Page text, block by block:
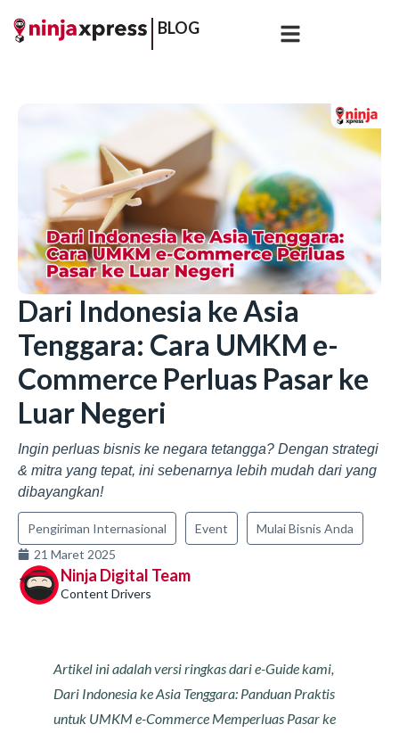
BLOG
Dari Indonesia ke Asia
Tenggara: Cara UMKM e-
Commerce Perluas Pasar ke
Luar Negeri
Ingin perluas bisnis ke negara tetangga? Dengan strategi
& mitra yang tepat, ini sebenarnya lebih mudah dari yang
dibayangkan!
Pengiriman Internasional Event
Mulai Bisnis Anda
21 Maret 2025
Ninja Digital Team
Content Drivers
Artikel ini adalah versi ringkas dari e-Guide kami,
Dari Indonesia ke Asia Tenggara: Panduan Praktis
untuk UMKM e-Commerce Memperluas Pasar ke